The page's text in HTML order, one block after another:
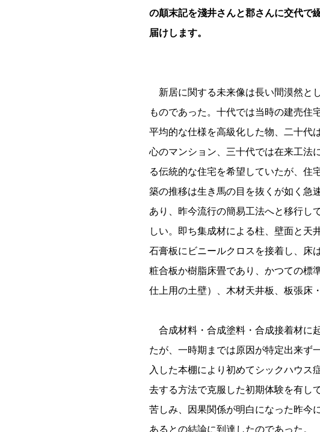
の顛末記を淺井さんと郡さんに交代で
届けします。
新居に関する未来像は長い間漠然と
ものであった。十代では当時の建売住
平均的な仕様を高級化した物、二十代
心のマンション、三十代では在来工法
る伝統的な住宅を希望していたが、住
築の推移は生き馬の目を抜くが如く急
あり、昨今流行の簡易工法へと移行し
しい。即ち集成材による柱、壁面と天
石膏板にビニールクロスを接着し、床
粧合板か樹脂床畳であり、かつての標
仕上用の土壁）、木材天井板、板張床
合成材料・合成塗料・合成接着材に
たが、一時期までは原因が特定出来ず
入した本棚により初めてシックハウス
去する方法で克服した初期体験を有し
苦しみ、因果関係が明白になった昨今
あるとの結論に到達したのであった。